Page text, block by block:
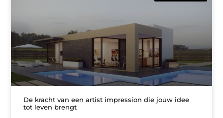
De kracht van een artist impression die jouw idee
tot leven brengt